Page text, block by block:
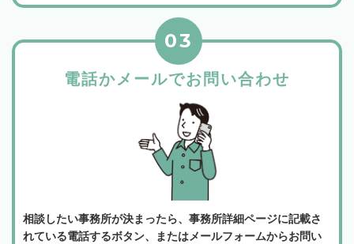
電話かメールでお問い合わせ
03
相談したい事務所が決まったら、事務所詳細ページに記載さ
れている電話するボタン、またはメールフォームからお問い